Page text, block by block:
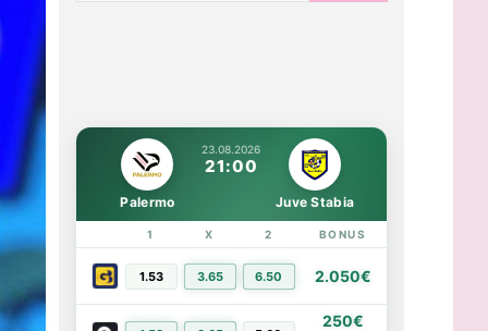
23.08.2026
21:00
Palermo Juve Stabia
1 X 2 BONUS
1.53 3.65 6.50 2.050€
250€